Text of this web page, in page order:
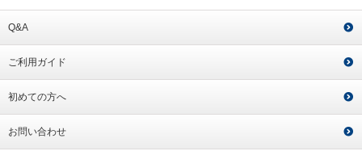
Q&A
ご利用ガイド
初めての方へ
お問い合わせ